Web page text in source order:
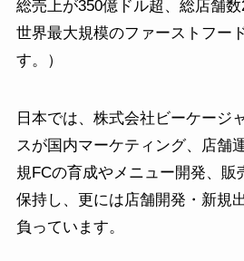
総売上が350億ドル超、総店舗
世界最大規模のファーストフー
す。）
日本では、株式会社ビーケージ
スが国内マーケティング、店舗
規FCの育成やメニュー開発、販
保持し、更には店舗開発・新規
負っています。